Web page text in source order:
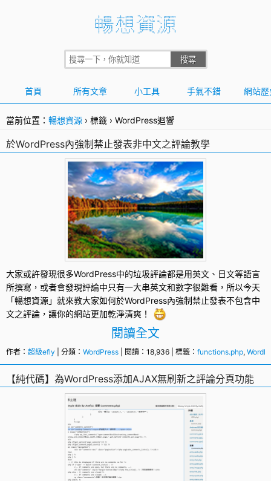
首頁 所有文章 小工具 手氣不錯 網站歷
當前位置： 暢想資源 › 標籤 › WordPress迴響
於WordPress內強制禁止發表非中文之評論教學
大家或許發現很多WordPress中的垃圾評論都是用英文、日文等語言
所撰寫，或者會發現評論中只有一大串英文和數字很難看，所以今天
「暢想資源」就來教大家如何於WordPress內強制禁止發表不包含中
文之評論，讓你的網站更加乾淨清爽！
閱讀全文
作者： 超級efly | 分類： WordPress | 閱讀：18,936 | 標籤： functions.php,
【純代碼】為WordPress添加AJAX無刷新之評論分頁功能